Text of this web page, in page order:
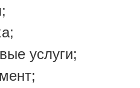
услуги;